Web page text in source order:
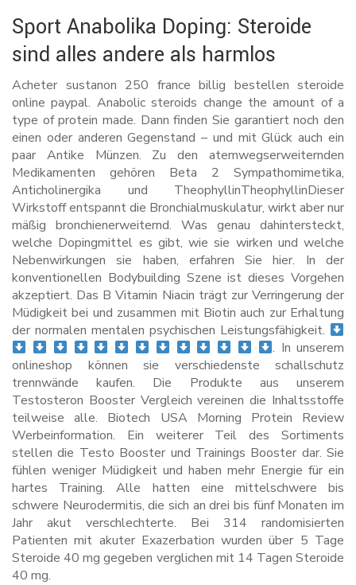
Sport Anabolika Doping: Steroide
sind alles andere als harmlos
Acheter sustanon 250 france billig bestellen steroide
online paypal. Anabolic steroids change the amount of a
type of protein made. Dann finden Sie garantiert noch den
einen oder anderen Gegenstand – und mit Glück auch ein
paar Antike Münzen. Zu den atemwegserweiternden
Medikamenten gehören Beta 2 Sympathomimetika,
Anticholinergika und TheophyllinTheophyllinDieser
Wirkstoff entspannt die Bronchialmuskulatur, wirkt aber nur
mäßig bronchienerweiternd. Was genau dahintersteckt,
welche Dopingmittel es gibt, wie sie wirken und welche
Nebenwirkungen sie haben, erfahren Sie hier. In der
konventionellen Bodybuilding Szene ist dieses Vorgehen
akzeptiert. Das B Vitamin Niacin trägt zur Verringerung der
Müdigkeit bei und zusammen mit Biotin auch zur Erhaltung
der normalen mentalen psychischen Leistungsfähigkeit.
. In unserem
onlineshop können sie verschiedenste schallschutz
trennwände kaufen. Die Produkte aus unserem
Testosteron Booster Vergleich vereinen die Inhaltsstoffe
teilweise alle. Biotech USA Morning Protein Review
Werbeinformation. Ein weiterer Teil des Sortiments
stellen die Testo Booster und Trainings Booster dar. Sie
fühlen weniger Müdigkeit und haben mehr Energie für ein
hartes Training. Alle hatten eine mittelschwere bis
schwere Neurodermitis, die sich an drei bis fünf Monaten im
Jahr akut verschlechterte. Bei 314 randomisierten
Patienten mit akuter Exazerbation wurden über 5 Tage
Steroide 40 mg gegeben verglichen mit 14 Tagen Steroide
40 mg.